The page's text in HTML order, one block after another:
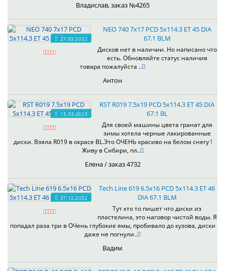
Владислав, заказ №4265
27.03.2023
NEO 740 7x17 PCD 5x114.3 ET 45 DIA
67.1 BLM
Дисков нет в наличии. Но написано что
есть. Обновляйте статус наличия
товара пожалуйста ..
Антон
15.03.2023
RST R019 7.5x19 PCD 5x114.3 ET 45 DIA
67.1 BL
Для своей машины цвета гранат для
зимы хотела черные лакированные
диски. Взяла R019 в окрасе BL.Это ОЧЕНЬ красиво на белом снегу !
Живу в Сибири, пл..
Елена / заказ 4732
07.12.2022
Tech Line 619 6.5x16 PCD 5x114.3 ET 46
DIA 67.1 BLM
Тут кто то пишет что диски из
пластелина, это наговор чистой воды. Я
попадал раза три в ОЧень глубокие ямы, пробивало до кузова, диски
даже не погнули..
Вадим